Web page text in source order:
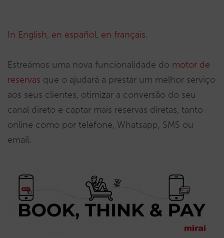
In English, en español, en français.
Estreámos uma nova funcionalidade do motor de
reservas que o ajudará a prestar um melhor serviço
aos seus clientes, otimizar a conversão do seu
canal direto e captar mais reservas diretas, tanto
online como por telefone, Whatsapp, SMS ou
email.